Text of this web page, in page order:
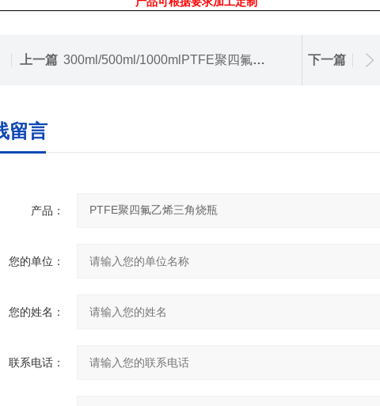
上一篇 300ml/500ml/1000mlPTFE聚四氟乙烯三酸取样器 下一篇
留言
产品：
您的单位：
您的姓名：
联系电话：